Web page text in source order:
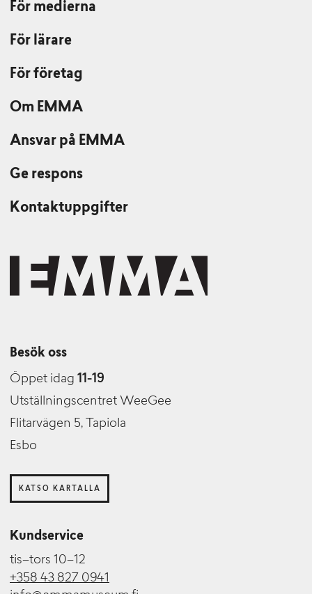
För medierna
För lärare
För företag
Om EMMA
Ansvar på EMMA
Ge respons
Kontaktuppgifter
Besök oss
Öppet idag 11-19
Utställningscentret WeeGee
Flitarvägen 5, Tapiola
Esbo
KATSO KARTALLA
Kundservice
tis–tors 10–12
+358 43 827 0941